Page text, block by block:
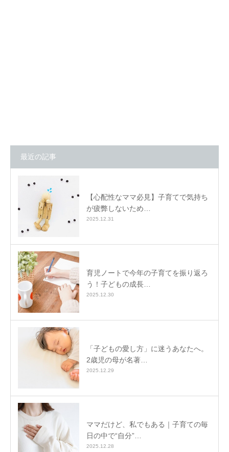
最近の記事
【心配性なママ必見】子育てで気持ち
が疲弊しないため…
2025.12.31
育児ノートで今年の子育てを振り返ろ
う！子どもの成長…
2025.12.30
「子どもの愛し方」に迷うあなたへ。
2歳児の母が名著…
2025.12.29
ママだけど、私でもある｜子育ての毎
日の中で“自分”…
2025.12.28